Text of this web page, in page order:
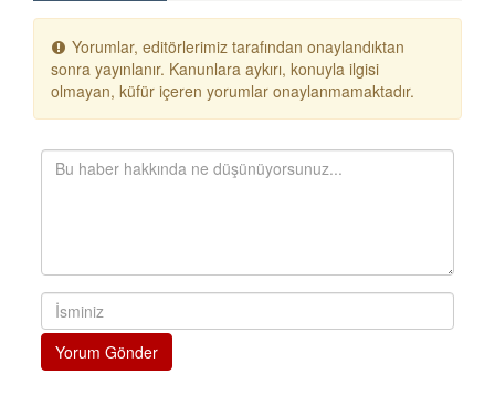
Yorumlar, editörlerimiz tarafından onaylandıktan
sonra yayınlanır. Kanunlara aykırı, konuyla ilgisi
olmayan, küfür içeren yorumlar onaylanmamaktadır.
Yorum Gönder